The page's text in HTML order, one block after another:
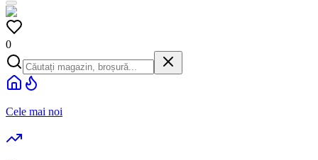
0
Cele mai noi